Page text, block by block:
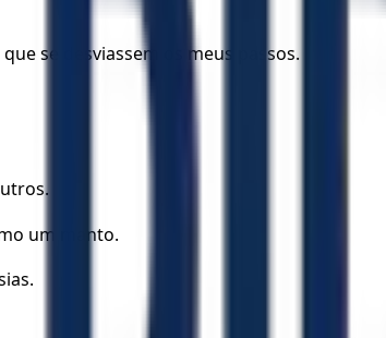
se desviassem os meus passos.
um manto.